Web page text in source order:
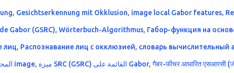
, Gesichtserkennung mit Okklusion, image local Gabor features,
Gabor (GSRC),Wörterbuch-Algorithmus, Габор-функция на
лиц, Распознавание лиц с окклюзией, словарь вычислительный
ميزات Gabor المحلية image, ميزة SRC (GSRC) القائمة على Gabor,गैबर-फीचर आधारित एसआरसी